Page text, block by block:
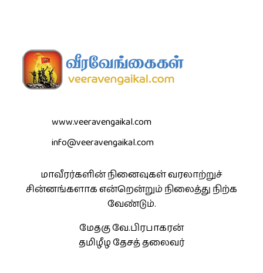
www.veeravengaikal.com
info@veeravengaikal.com
மாவீரர்களின் நினைவுகள் வரலாற்றுச்
சின்னங்களாக என்றென்றும் நிலைத்து நிற்க
வேண்டும்.
மேதகு வே.பிரபாகரன்
தமிழீழ தேசத் தலைவர்